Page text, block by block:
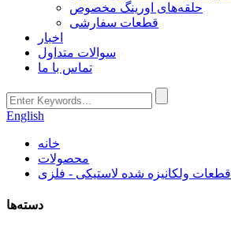
حلقه‌های اورینگ مخصوص
قطعات سفارشی
اخبار
سوالات متداول
تماس با ما
English
خانه
محصولات
قطعات ولکانیزه شده لاستیکی - فلزی
دسته‌ها